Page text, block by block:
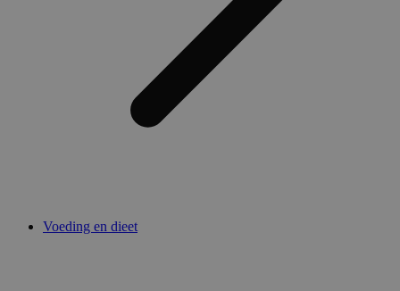
Voeding en dieet